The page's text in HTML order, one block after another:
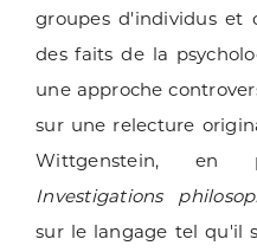
groupes d'individus et
des faits de la
une approche
sur une relecture
Wittgenstein, en
Investigations
sur le langage tel qu'il